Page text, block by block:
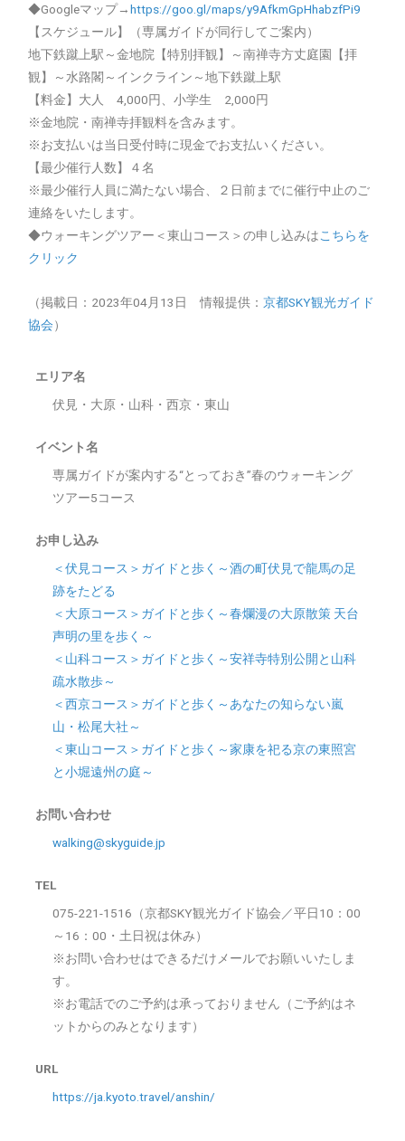
◆Googleマップ→https://goo.gl/maps/y9AfkmGpHhabzfPi9
【スケジュール】（専属ガイドが同行してご案内）
地下鉄蹴上駅～金地院【特別拝観】～南禅寺方丈庭園【拝
観】～水路閣～インクライン～地下鉄蹴上駅
【料金】大人 4,000円、小学生 2,000円
※金地院・南禅寺拝観料を含みます。
※お支払いは当日受付時に現金でお支払いください。
【最少催行人数】４名
※最少催行人員に満たない場合、２日前までに催行中止のご
連絡をいたします。
◆ウォーキングツアー＜東山コース＞の申し込みはこちらを
クリック
（掲載日：2023年04月13日 情報提供： 京都SKY観光ガイド
協会）
エリア名
伏見・大原・山科・西京・東山
イベント名
専属ガイドが案内する“とっておき”春のウォーキング
ツアー5コース
お申し込み
＜伏見コース＞ガイドと歩く～酒の町伏見で龍馬の足
跡をたどる
＜大原コース＞ガイドと歩く～春爛漫の大原散策 天台
声明の里を歩く～
＜山科コース＞ガイドと歩く～安祥寺特別公開と山科
疏水散歩～
＜西京コース＞ガイドと歩く～あなたの知らない嵐
山・松尾大社～
＜東山コース＞ガイドと歩く～家康を祀る京の東照宮
と小堀遠州の庭～
お問い合わせ
walking@skyguide.jp
TEL
075-221-1516（京都SKY観光ガイド協会／平日10：00
～16：00・土日祝は休み）
※お問い合わせはできるだけメールでお願いいたしま
す。
※お電話でのご予約は承っておりません（ご予約はネ
ットからのみとなります）
URL
https://ja.kyoto.travel/anshin/